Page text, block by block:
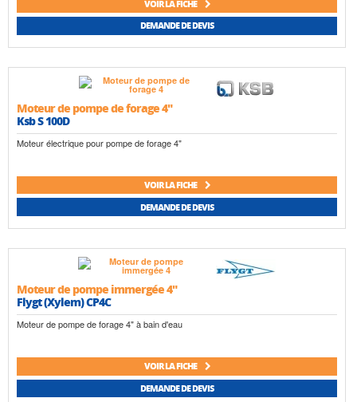
VOIR LA FICHE
DEMANDE DE DEVIS
Moteur de pompe de forage 4"
Ksb S 100D
Moteur électrique pour pompe de forage 4"
VOIR LA FICHE
DEMANDE DE DEVIS
Moteur de pompe immergée 4"
Flygt (Xylem) CP4C
Moteur de pompe de forage 4" à bain d'eau
VOIR LA FICHE
DEMANDE DE DEVIS